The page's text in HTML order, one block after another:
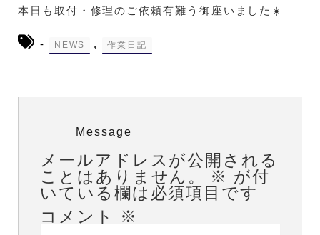
本日も取付・修理のご依頼有難う御座いました☀️
- NEWS , 作業日記
Message
メールアドレスが公開される
ことはありません。
※ が付
いている欄は必須項目です
コメント
※